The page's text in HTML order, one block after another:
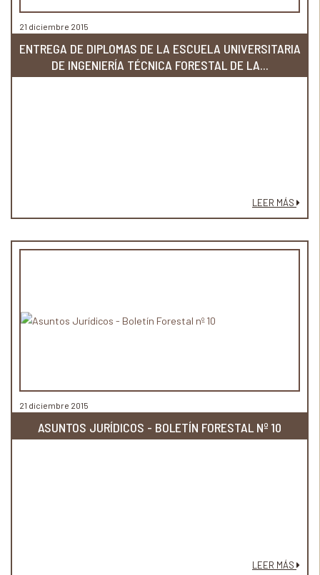
21 diciembre 2015
ENTREGA DE DIPLOMAS DE LA ESCUELA UNIVERSITARIA
DE INGENIERÍA TÉCNICA FORESTAL DE LA...
LEER MÁS
21 diciembre 2015
ASUNTOS JURÍDICOS - BOLETÍN FORESTAL Nº 10
LEER MÁS